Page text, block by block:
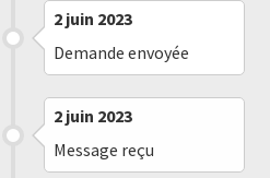
2 juin 2023
Demande envoyée
2 juin 2023
Message reçu